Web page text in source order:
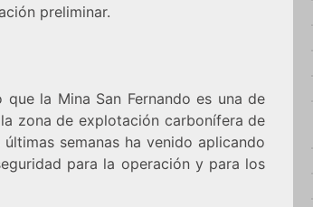
preliminar.
la Mina San Fernando es una de
zona de explotación carbonífera de
semanas ha venido aplicando
para la operación y para los